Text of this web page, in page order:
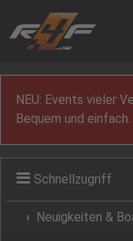
NEU: Events vieler
Bequem und einfach.
Schnellzugriff
Neuigkeiten &